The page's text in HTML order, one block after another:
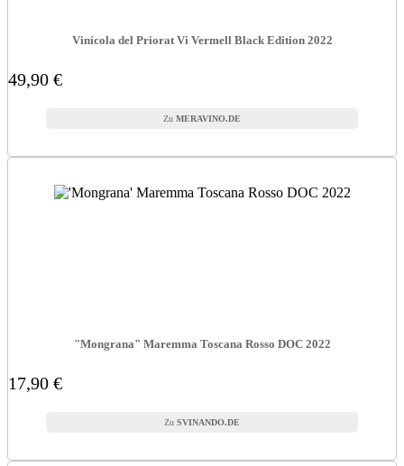
Vinícola del Priorat Vi Vermell Black Edition 2022
49,90 €
MERAVINO.DE
"Mongrana" Maremma Toscana Rosso DOC 2022
17,90 €
SVINANDO.DE